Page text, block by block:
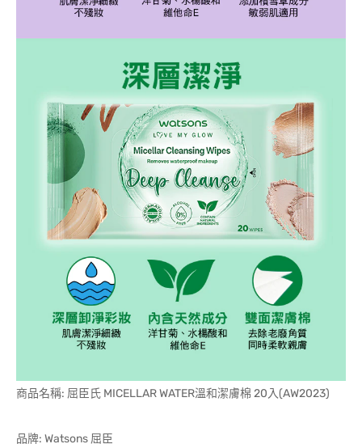
商品名稱: 屈臣氏 MICELLAR WATER溫和潔膚棉 20入(AW2023)
品牌: Watsons 屈臣